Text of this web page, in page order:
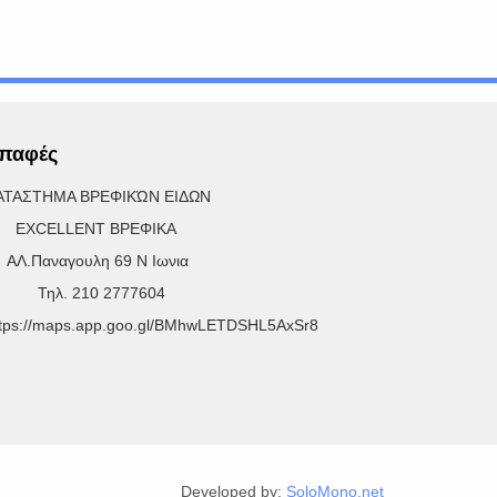
ΒΡΕΦΙΚΏΝ ΕΙΔΩΝ
ΒΡΕΦΙΚΑ
69 Ν Ιωνια
210 2777604
maps.app.goo.gl/BMhwLETDSHL5AxSr8
Developed by: SoloMono.net